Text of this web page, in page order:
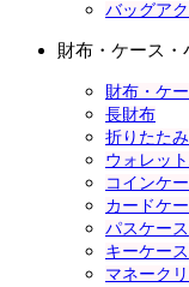
バッグア
財布・ケース・
財布・ケ
長財布
折りたた
ウォレッ
コインケ
カードケ
パスケース
キーケース
マネーク